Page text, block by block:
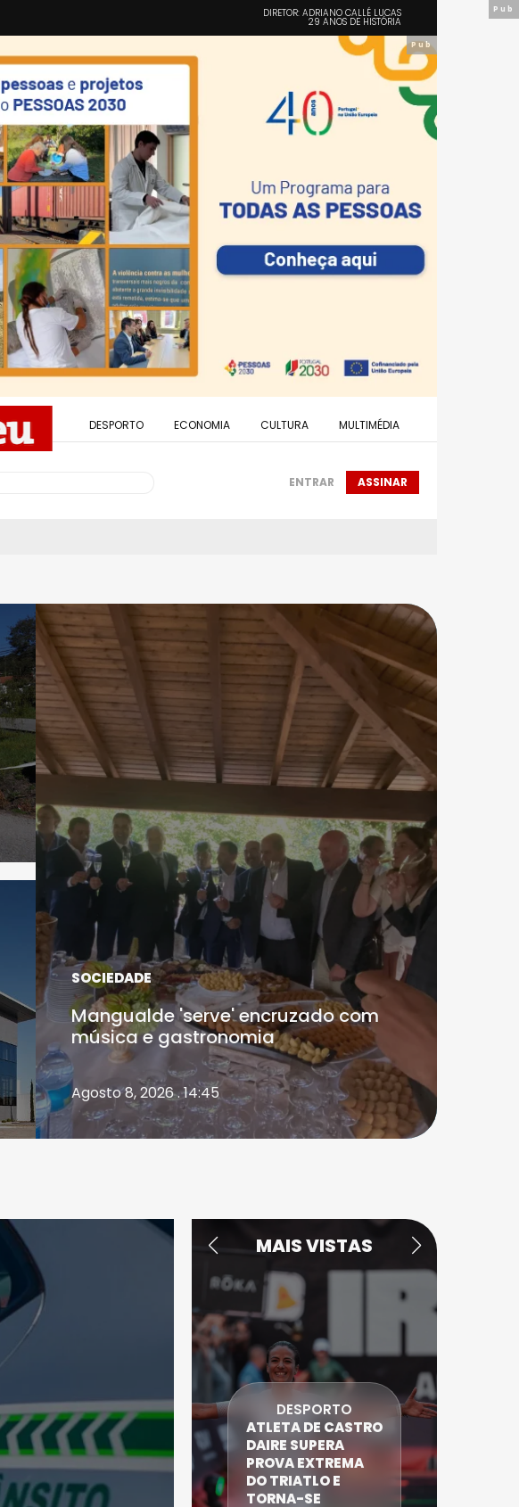
DIRETOR: ADRIANO CALLÉ LUCAS
29 ANOS DE HISTÓRIA
Pub
DESPORTO ECONOMIA CULTURA MULTIMÉDIA
ENTRAR ASSINAR
SOCIEDADE
Mangualde 'serve' encruzado com
música e gastronomia
Agosto 8, 2026 . 14:45
MAIS VISTAS
SOCIEDADE
FUNERAL DA
MÉDICA VISEENSE
RITA REBELO
REALIZA-SE NA
DESPORTO
ATLETA DE CASTRO
DAIRE SUPERA
PROVA EXTREMA
DO TRIATLO E
TORNA-SE
Pub